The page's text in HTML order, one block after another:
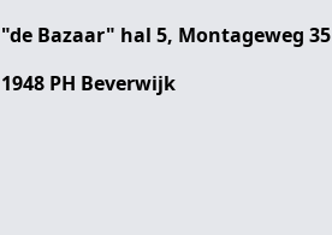
"de Bazaar" hal 5, Montageweg 35
1948 PH Beverwijk